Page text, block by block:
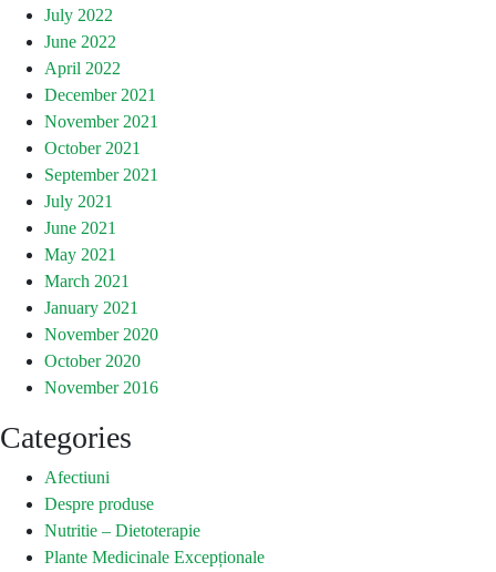
July 2022
June 2022
April 2022
December 2021
November 2021
October 2021
September 2021
July 2021
June 2021
May 2021
March 2021
January 2021
November 2020
October 2020
November 2016
Categories
Afectiuni
Despre produse
Nutritie – Dietoterapie
Plante Medicinale Excepționale